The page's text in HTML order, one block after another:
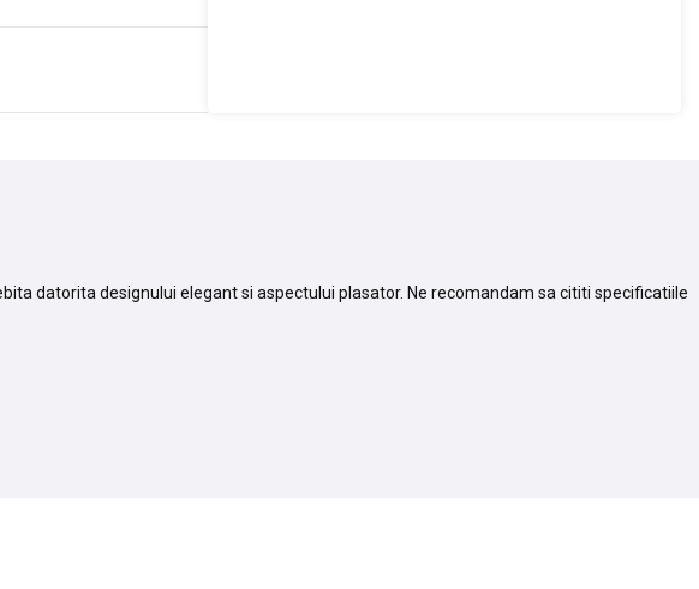
datorita designului elegant si aspectului plasator. Ne recomandam sa cititi specificatiile